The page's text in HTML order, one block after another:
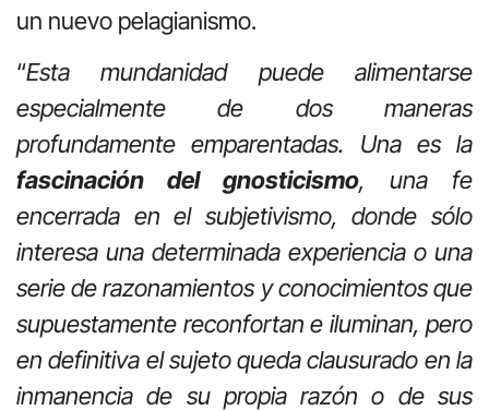
un nuevo pelagianismo.
“Esta mundanidad puede alimentarse
especialmente de dos maneras
profundamente emparentadas. Una es la
fascinación del gnosticismo, una fe
encerrada en el subjetivismo, donde sólo
interesa una determinada experiencia o una
serie de razonamientos y conocimientos que
supuestamente reconfortan e iluminan, pero
en definitiva el sujeto queda clausurado en la
inmanencia de su propia razón o de sus